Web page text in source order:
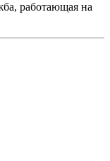
работающая на